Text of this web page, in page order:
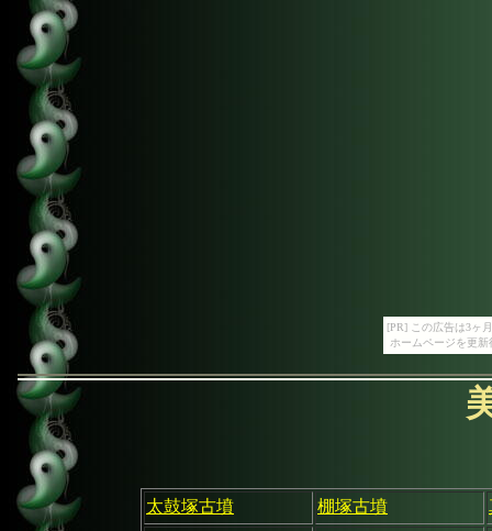
[PR] この広告は3ヶ
ホームページを更
太鼓塚古墳 棚塚古墳